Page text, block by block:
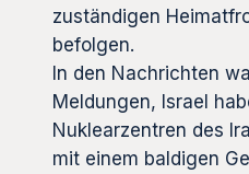
zuständigen
befolgen.
In den Nachrichten
Meldungen, Israel
Nuklearzentren des
mit einem baldigen